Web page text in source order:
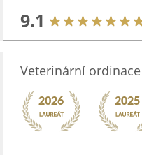
9.1
Veterinární ordinace